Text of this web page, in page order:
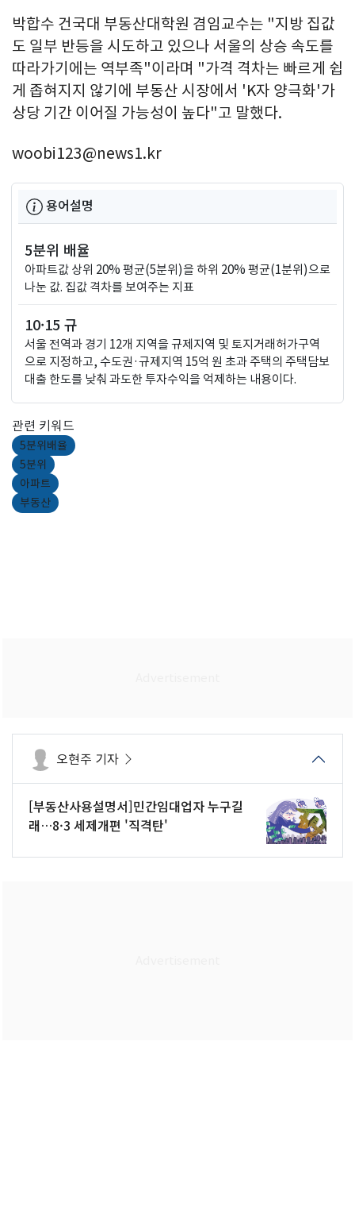
박합수 건국대 부동산대학원 겸임교수는 "지방 집값
도 일부 반등을 시도하고 있으나 서울의 상승 속도를
따라가기에는 역부족"이라며 "가격 격차는 빠르게 쉽
게 좁혀지지 않기에 부동산 시장에서 'K자 양극화'가
상당 기간 이어질 가능성이 높다"고 말했다.
woobi123@news1.kr
용어설명
5분위 배율
아파트값 상위 20% 평균(5분위)을 하위 20% 평균(1분위)으로
나눈 값. 집값 격차를 보여주는 지표
10·15 규
서울 전역과 경기 12개 지역을 규제지역 및 토지거래허가구역
으로 지정하고, 수도권·규제지역 15억 원 초과 주택의 주택담보
대출 한도를 낮춰 과도한 투자수익을 억제하는 내용이다.
관련 키워드
5분위배율
5분위
아파트
부동산
오현주 기자
[부동산사용설명서]민간임대업자 누구길
래…8·3 세제개편 '직격탄'